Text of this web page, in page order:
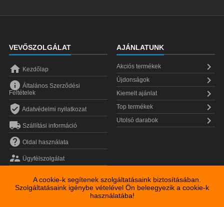
A cookie-k segítenek szolgáltatásaink biztosításában.
Szolgáltatásaink igénybe vételével Ön beleegyezik a cookie-k
használatába!
VEVŐSZOLGÁLAT
 Kezdőlap
 Általános Szerződési
Feltételek
 Adatvédelmi nyilatkozat
 Szállítási információ
 Oldal használata
 Ügyfélszolgálat
AJÁNLATUNK
Akciós termékek 
Újdonságok 
Kiemelt ajánlat 
Top termékek 
Utolsó darabok 